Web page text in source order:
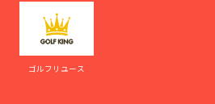
ゴルフリユース